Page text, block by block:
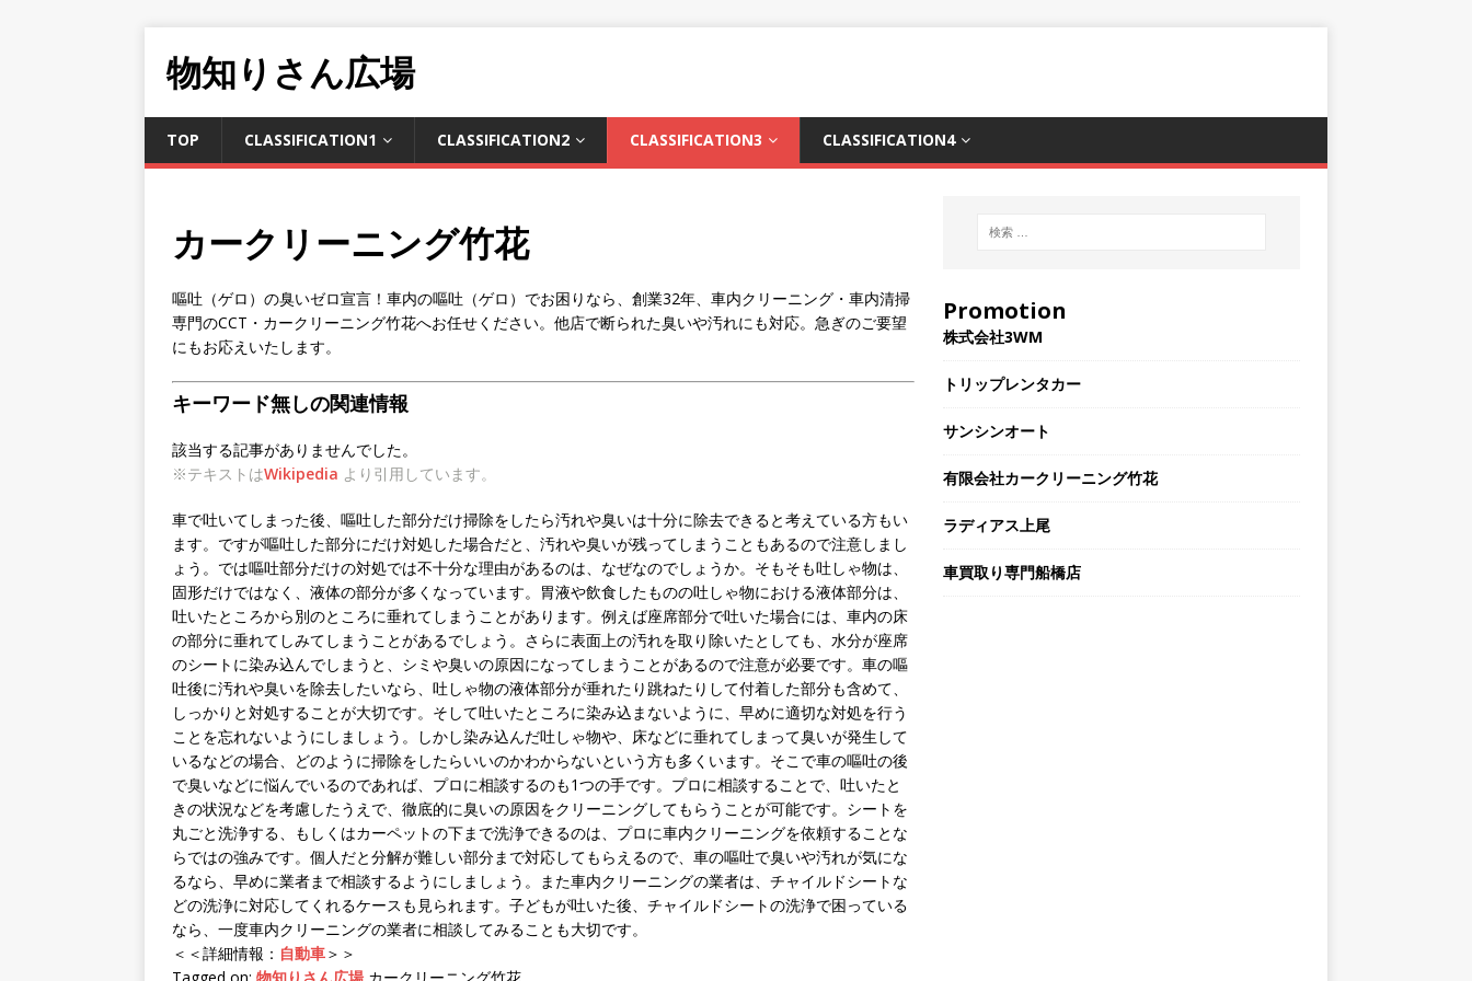
物知りさん広場
TOP CLASSIFICATION1 CLASSIFICATION2 CLASSIFICATION3 CLASSIFICATION4
カークリーニング竹花
嘔吐（ゲロ）の臭いゼロ宣言！車内の嘔吐（ゲロ）でお困りなら、創業32年、車内クリーニング・車内清掃
専門のCCT・カークリーニング竹花へお任せください。他店で断られた臭いや汚れにも対応。急ぎのご要望
にもお応えいたします。
キーワード無しの関連情報
該当する記事がありませんでした。
※テキストはWikipedia より引用しています。
車で吐いてしまった後、嘔吐した部分だけ掃除をしたら汚れや臭いは十分に除去できると考えている方もい
ます。ですが嘔吐した部分にだけ対処した場合だと、汚れや臭いが残ってしまうこともあるので注意しまし
ょう。では嘔吐部分だけの対処では不十分な理由があるのは、なぜなのでしょうか。そもそも吐しゃ物は、
固形だけではなく、液体の部分が多くなっています。胃液や飲食したものの吐しゃ物における液体部分は、
吐いたところから別のところに垂れてしまうことがあります。例えば座席部分で吐いた場合には、車内の床
の部分に垂れてしみてしまうことがあるでしょう。さらに表面上の汚れを取り除いたとしても、水分が座席
のシートに染み込んでしまうと、シミや臭いの原因になってしまうことがあるので注意が必要です。車の嘔
吐後に汚れや臭いを除去したいなら、吐しゃ物の液体部分が垂れたり跳ねたりして付着した部分も含めて、
しっかりと対処することが大切です。そして吐いたところに染み込まないように、早めに適切な対処を行う
ことを忘れないようにしましょう。しかし染み込んだ吐しゃ物や、床などに垂れてしまって臭いが発生して
いるなどの場合、どのように掃除をしたらいいのかわからないという方も多くいます。そこで車の嘔吐の後
で臭いなどに悩んでいるのであれば、プロに相談するのも1つの手です。プロに相談することで、吐いたと
きの状況などを考慮したうえで、徹底的に臭いの原因をクリーニングしてもらうことが可能です。シートを
丸ごと洗浄する、もしくはカーペットの下まで洗浄できるのは、プロに車内クリーニングを依頼することな
らではの強みです。個人だと分解が難しい部分まで対応してもらえるので、車の嘔吐で臭いや汚れが気にな
るなら、早めに業者まで相談するようにしましょう。また車内クリーニングの業者は、チャイルドシートな
どの洗浄に対応してくれるケースも見られます。子どもが吐いた後、チャイルドシートの洗浄で困っている
なら、一度車内クリーニングの業者に相談してみることも大切です。
＜＜詳細情報： 自動車＞＞
Promotion
株式会社3WM
トリップレンタカー
サンシンオート
有限会社カークリーニング竹花
ラディアス上尾
車買取り専門船橋店